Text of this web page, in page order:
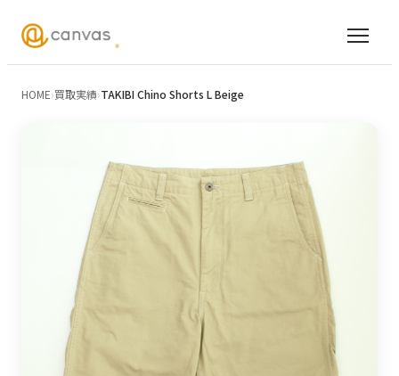
HOME›買取実績›TAKIBI Chino Shorts L Beige